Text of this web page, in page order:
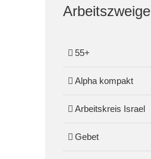
Arbeitszweige
55+
Alpha kompakt
Arbeitskreis Israel
Gebet